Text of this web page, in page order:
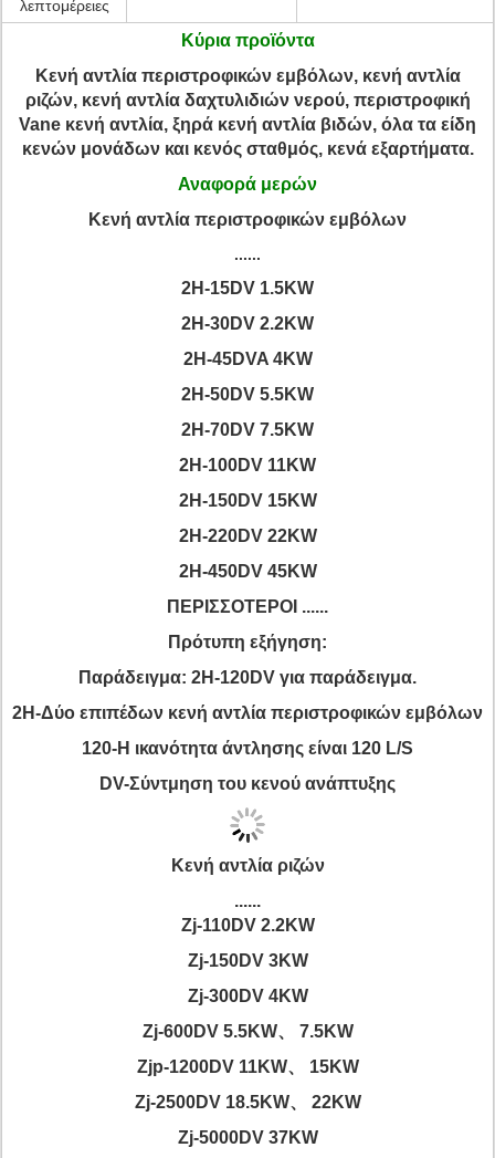
λεπτομέρειες
Κύρια προϊόντα
Κενή αντλία περιστροφικών εμβόλων, κενή αντλία
ριζών, κενή αντλία δαχτυλιδιών νερού, περιστροφική
Vane κενή αντλία, ξηρά κενή αντλία βιδών, όλα τα είδη
κενών μονάδων και κενός σταθμός, κενά εξαρτήματα.
Αναφορά μερών
Κενή αντλία περιστροφικών εμβόλων
......
2H-15DV 1.5KW
2H-30DV 2.2KW
2H-45DVA 4KW
2H-50DV 5.5KW
2H-70DV 7.5KW
2H-100DV 11KW
2H-150DV 15KW
2H-220DV 22KW
2H-450DV 45KW
ΠΕΡΙΣΣΟΤΕΡΟΙ ......
Πρότυπη εξήγηση:
Παράδειγμα: 2H-120DV για παράδειγμα.
2H-Δύο επιπέδων κενή αντλία περιστροφικών εμβόλων
120-Η ικανότητα άντλησης είναι 120 L/S
DV-Σύντμηση του κενού ανάπτυξης
Κενή αντλία ριζών
......
Zj-110DV 2.2KW
Zj-150DV 3KW
Zj-300DV 4KW
Zj-600DV 5.5KW、
7.5KW
Zjp-1200DV 11KW、
15KW
Zj-2500DV 18.5KW、 22KW
Zj-5000DV 37KW